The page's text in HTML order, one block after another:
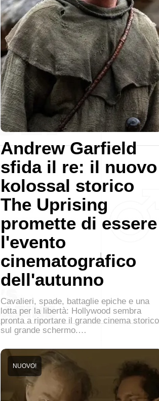
Andrew Garfield
sfida il re: il nuovo
kolossal storico
The Uprising
promette di essere
l'evento
cinematografico
dell'autunno
Cavalieri, spade, battaglie epiche e una
lotta per la libertà: Hollywood sembra
pronta a riportare il grande cinema storico
sul grande schermo.…
NUOVO!